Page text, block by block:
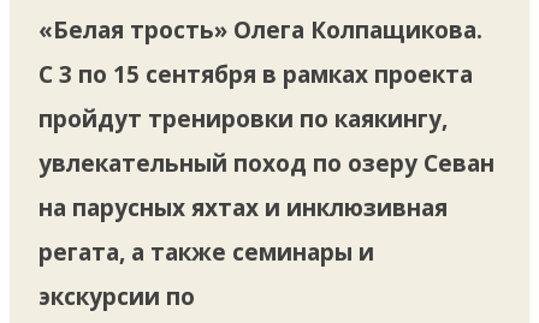
«Белая трость» Олега Колпащикова.
С 3 по 15 сентября в рамках проекта
пройдут тренировки по каякингу,
увлекательный поход по озеру Севан
на парусных яхтах и инклюзивная
регата, а также семинары и
экскурсии по